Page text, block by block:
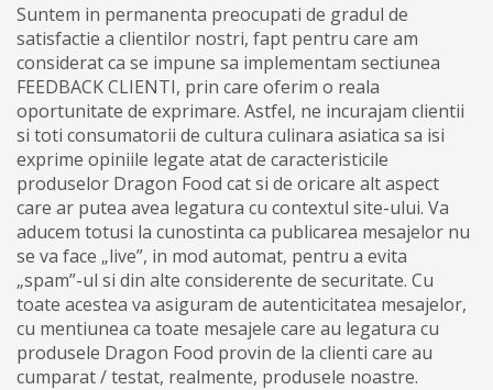
Suntem in permanenta preocupati de gradul de
satisfactie a clientilor nostri, fapt pentru care am
considerat ca se impune sa implementam sectiunea
FEEDBACK CLIENTI, prin care oferim o reala
oportunitate de exprimare. Astfel, ne incurajam clientii
si toti consumatorii de cultura culinara asiatica sa isi
exprime opiniile legate atat de caracteristicile
produselor Dragon Food cat si de oricare alt aspect
care ar putea avea legatura cu contextul site-ului. Va
aducem totusi la cunostinta ca publicarea mesajelor nu
se va face „live”, in mod automat, pentru a evita
„spam”-ul si din alte considerente de securitate. Cu
toate acestea va asiguram de autenticitatea mesajelor,
cu mentiunea ca toate mesajele care au legatura cu
produsele Dragon Food provin de la clienti care au
cumparat / testat, realmente, produsele noastre.